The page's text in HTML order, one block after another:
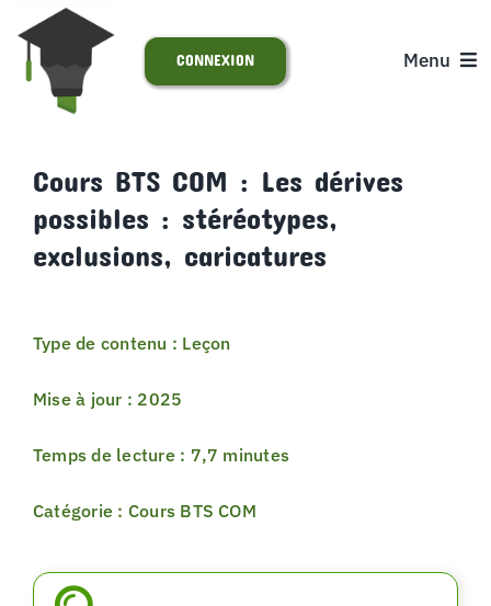
Passer
contenu
Menu
S’INSCRIRE
SUPPORT
CONNEXION
Cours BTS COM : Les dérives
possibles : stéréotypes,
exclusions, caricatures
Type de contenu : Leçon
Mise à jour : 2025
Temps de lecture : 7,7 minutes
Catégorie : Cours BTS COM